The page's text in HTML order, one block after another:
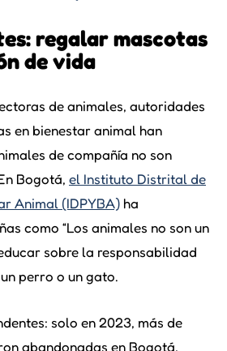
regalar mascotas
de vida
de animales, autoridades
en bienestar animal han
de compañía no son
Bogotá, el Instituto Distrital de
Animal (IDPYBA) ha
como “Los animales no son un
sobre la responsabilidad
perro o un gato.
solo en 2023, más de
abandonadas en Bogotá,